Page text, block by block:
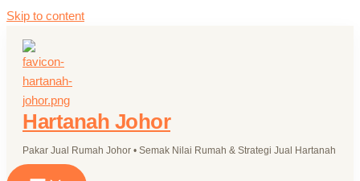
Skip to content
Hartanah Johor
Pakar Jual Rumah Johor • Semak Nilai Rumah & Strategi Jual Hartanah